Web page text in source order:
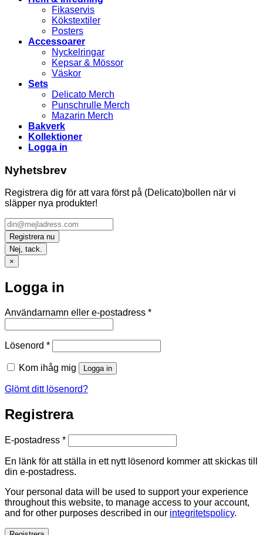
Fikaservis
Kökstextiler
Posters
Accessoarer
Nyckelringar
Kepsar & Mössor
Väskor
Sets
Delicato Merch
Punschrulle Merch
Mazarin Merch
Bakverk
Kollektioner
Logga in
Nyhetsbrev
Registrera dig för att vara först på (Delicato)bollen när vi
släpper nya produkter!
Nej, tack.
×
Logga in
Användarnamn eller e-postadress *Obligatoriskt
Lösenord *Obligatoriskt
Kom ihåg mig Logga in
Glömt ditt lösenord?
Registrera
E-postadress *Obligatoriskt
En länk för att ställa in ett nytt lösenord kommer att skickas till
din e-postadress.
Your personal data will be used to support your experience
throughout this website, to manage access to your account,
and for other purposes described in our integritetspolicy.